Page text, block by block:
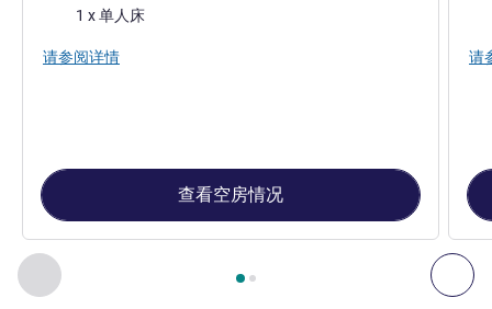
上一个 - 客房 下
第 页，共 , 客房 1 : 双床房 , 客房 2 : 标准房，配备 1 张
床上用品1 x 单人床
请参阅详情
查看空房情况
请